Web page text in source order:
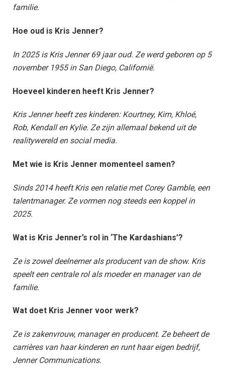
familie.
Hoe oud is Kris Jenner?
In 2025 is Kris Jenner 69 jaar oud. Ze werd geboren op 5
november 1955 in San Diego, Californië.
Hoeveel kinderen heeft Kris Jenner?
Kris Jenner heeft zes kinderen: Kourtney, Kim, Khloé,
Rob, Kendall en Kylie. Ze zijn allemaal bekend uit de
realitywereld en social media.
Met wie is Kris Jenner momenteel samen?
Sinds 2014 heeft Kris een relatie met Corey Gamble, een
talentmanager. Ze vormen nog steeds een koppel in
2025.
Wat is Kris Jenner’s rol in ‘The Kardashians’?
Ze is zowel deelnemer als producent van de show. Kris
speelt een centrale rol als moeder en manager van de
familie.
Wat doet Kris Jenner voor werk?
Ze is zakenvrouw, manager en producent. Ze beheert de
carrières van haar kinderen en runt haar eigen bedrijf,
Jenner Communications.